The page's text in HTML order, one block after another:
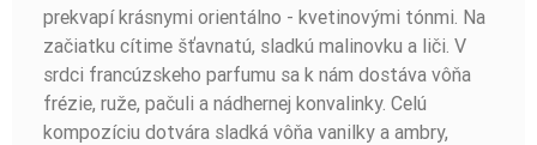
prekvapí krásnymi orientálno - kvetinovými tónmi. Na
začiatku cítime šťavnatú, sladkú malinovku a liči. V
srdci francúzskeho parfumu sa k nám dostáva vôňa
frézie, ruže, pačuli a nádhernej konvalinky. Celú
kompozíciu dotvára sladká vôňa vanilky a ambry,